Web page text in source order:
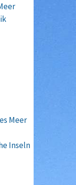
Meer
Inseln